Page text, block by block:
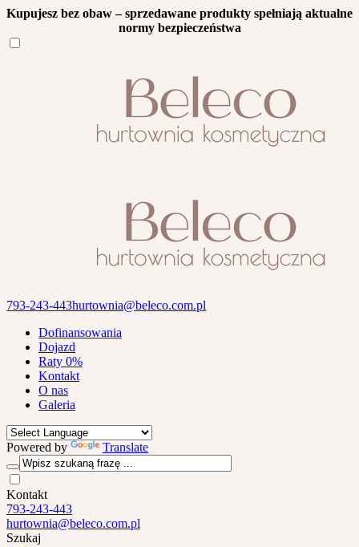
Kupujesz bez obaw – sprzedawane produkty spełniają aktualne
normy bezpieczeństwa
793-243-443hurtownia@beleco.com.pl
Dofinansowania
Dojazd
Raty 0%
Kontakt
O nas
Galeria
Powered by Translate
Kontakt
793-243-443
hurtownia@beleco.com.pl
Szukaj